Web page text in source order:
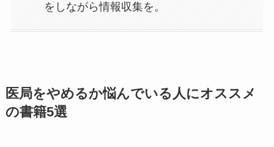
をしながら情報収集を。
医局をやめるか悩んでいる人にオススメ
の書籍5選